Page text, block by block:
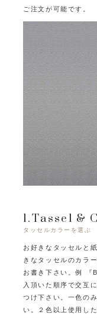
ご注文が可能です。
1.Tassel &
タッセルカラーを選ぶ
お好きなタッセルと
きなタッセルのカラ
お書き下さい。例 『
入頂いた順序で交互
つけ下さい。 一色の
い。
２色以上使用し